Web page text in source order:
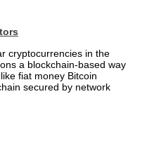
cryptocurrencies in the
a blockchain-based way
fiat money Bitcoin
secured by network